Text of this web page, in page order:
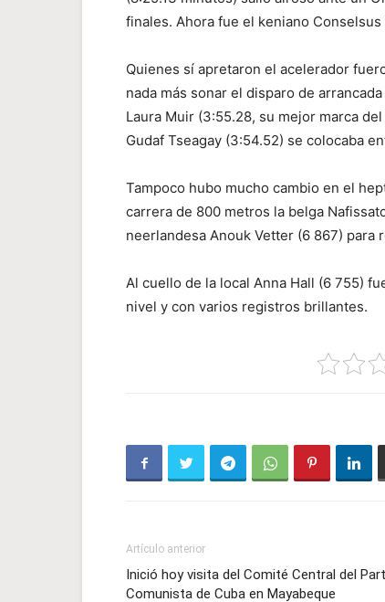
finales. Ahora fue el keniano
Quienes sí apretaron el acelerador
nada más sonar el disparo de
Laura Muir (3:55.28, su mejor marca
Gudaf Tseagay (3:54.52) se colocaba
Tampoco hubo mucho cambio en el
carrera de 800 metros la belga
neerlandesa Anouk Vetter (6 867) para
Al cuello de la local Anna Hall (6 755)
nivel y con varios registros brillantes.
Artículo anterior
Inició hoy visita del Comité Central del
Comunista de Cuba en Mayabeque